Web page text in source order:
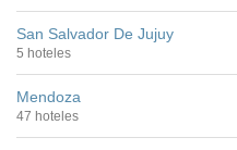
San Salvador De Jujuy
5 hoteles
Mendoza
47 hoteles